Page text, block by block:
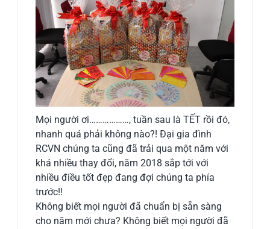
Mọi người ơi………………, tuần sau là TẾT rồi đó,
nhanh quá phải không nào?! Đại gia đình
RCVN chúng ta cũng đã trải qua một năm với
khá nhiều thay đổi, năm 2018 sắp tới với
nhiều điều tốt đẹp đang đợi chúng ta phía
trước!!
Không biết mọi người đã chuẩn bị sẵn sàng
cho năm mới chưa? Không biết mọi người đã